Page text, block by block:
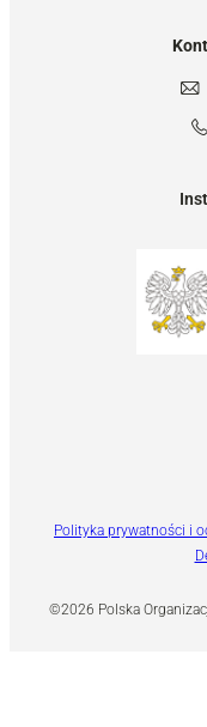
©2026 Polska
Polityka prywatności i